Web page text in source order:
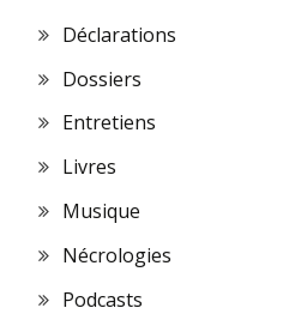
Déclarations
Dossiers
Entretiens
Livres
Musique
Nécrologies
Podcasts